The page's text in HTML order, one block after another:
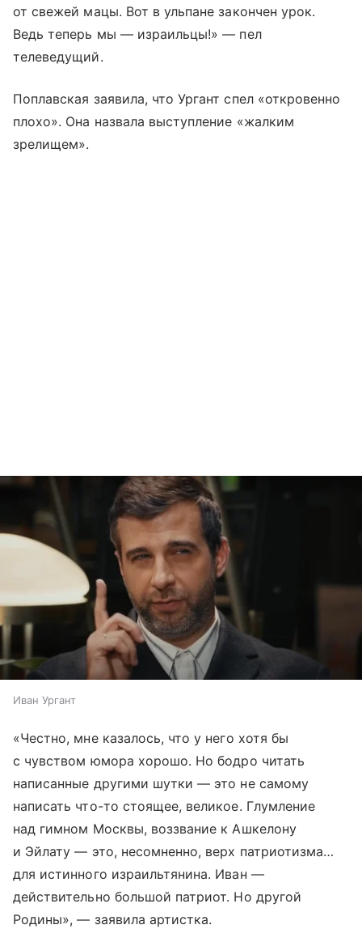
от свежей мацы. Вот в ульпане закончен урок.
Ведь теперь мы — израильцы!» — пел
телеведущий.
Поплавская заявила, что Ургант спел «откровенно
плохо». Она назвала выступление «жалким
зрелищем».
Иван Ургант
«Честно, мне казалось, что у него хотя бы
с чувством юмора хорошо. Но бодро читать
написанные другими шутки — это не самому
написать что-то стоящее, великое. Глумление
над гимном Москвы, воззвание к Ашкелону
и Эйлату — это, несомненно, верх патриотизма…
для истинного израильтянина. Иван —
действительно большой патриот. Но другой
Родины», — заявила артистка.